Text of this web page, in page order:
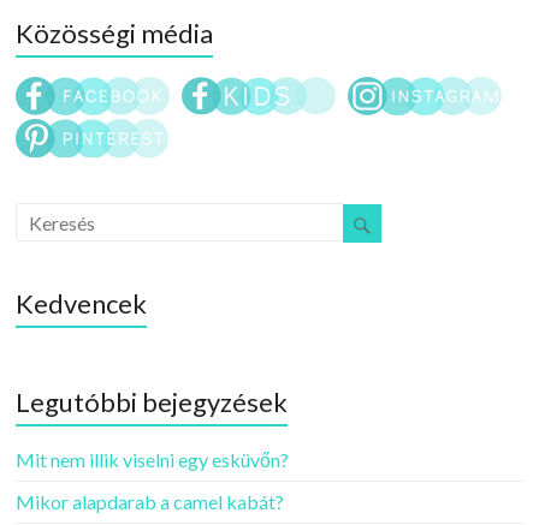
Közösségi média
Kedvencek
Legutóbbi bejegyzések
Mit nem illik viselni egy esküvőn?
Mikor alapdarab a camel kabát?